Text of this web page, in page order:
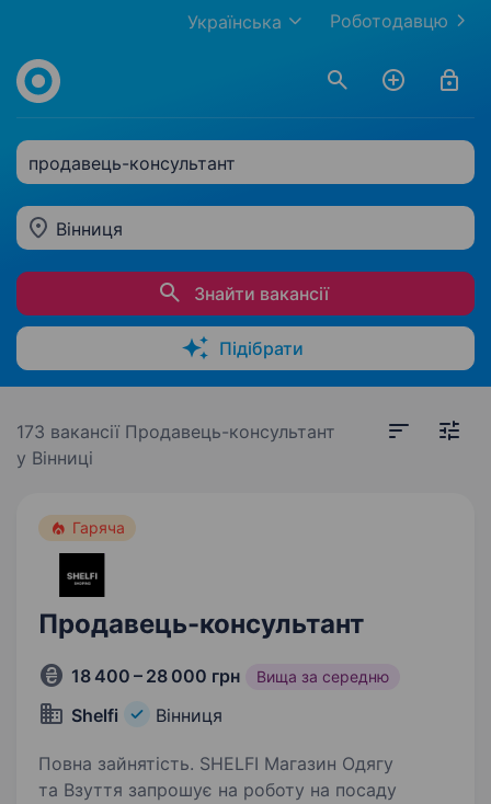
Роботодавцю
Українська
продавець-консультант
Вінниця
Знайти вакансії
Підібрати
173 вакансії Продавець-консультант
у Вінниці
Гаряча
Продавець-консультант
18 400 – 28 000 грн Вища за середню
Shelfi Вінниця
Повна зайнятість. SHELFI Магазин Одягу
та Взуття запрошує на роботу на посаду